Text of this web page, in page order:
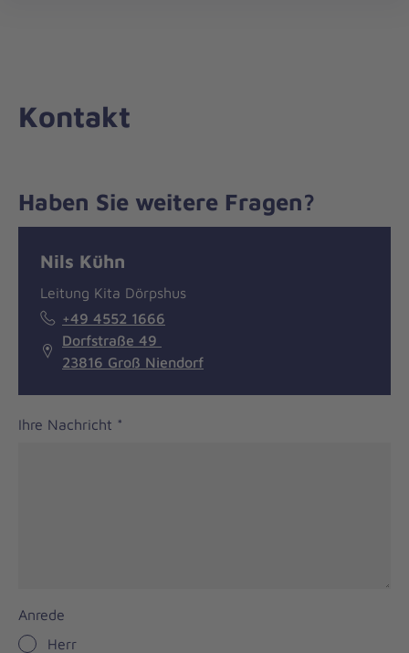
zum
Kontakt
Haben Sie weitere Fragen?
Nils Kühn
Leitung Kita Dörpshus
+49 4552 1666
Dorfstraße 49
23816 Groß Niendorf
Ihre Nachricht *
Anrede
Herr